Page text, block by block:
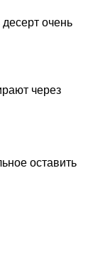
очень
через
оставить